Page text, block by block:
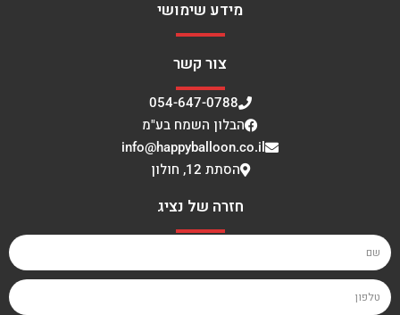
מידע שימושי
צור קשר
054-647-0788
הבלון השמח בע"מ
info@happyballoon.co.il
הסתת 12, חולון
חזרה של נציג